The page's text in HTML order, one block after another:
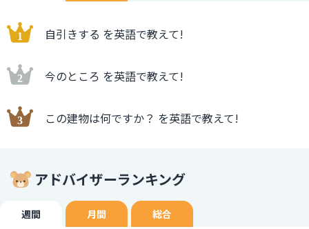
自引きする を英語で教えて!
今のところ を英語で教えて!
この建物は何ですか？ を英語で教えて!
アドバイザーランキング
週間 月間 総合